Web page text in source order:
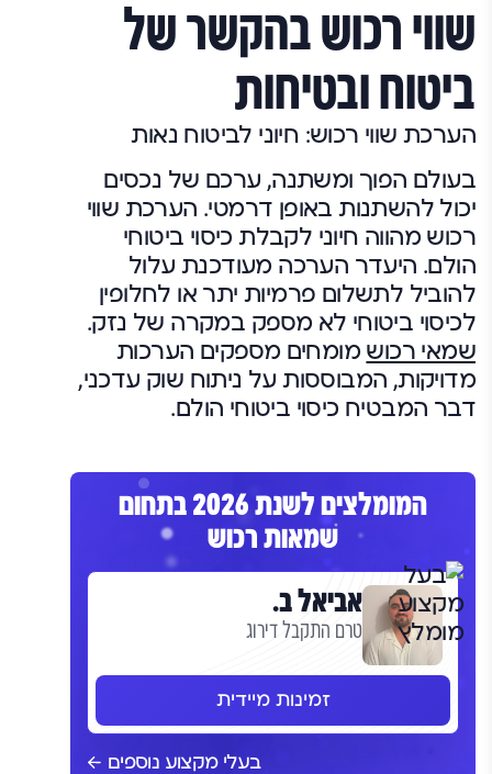
שווי רכוש בהקשר של
ביטוח ובטיחות
הערכת שווי רכוש: חיוני לביטוח נאות
בעולם הפוך ומשתנה, ערכם של נכסים
יכול להשתנות באופן דרמטי. הערכת שווי
רכוש מהווה חיוני לקבלת כיסוי ביטוחי
הולם. היעדר הערכה מעודכנת עלול
להוביל לתשלום פרמיות יתר או לחלופין
לכיסוי ביטוחי לא מספק במקרה של נזק.
שמאי רכוש מומחים מספקים הערכות
מדויקות, המבוססות על ניתוח שוק עדכני,
דבר המבטיח כיסוי ביטוחי הולם.
המומלצים לשנת 2026 בתחום
שמאות רכוש
אביאל ב.
טרם התקבל דירוג
זמינות מיידית
בעלי מקצוע נוספים